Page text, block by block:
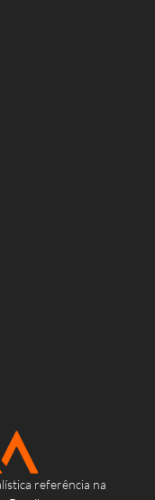
referência na